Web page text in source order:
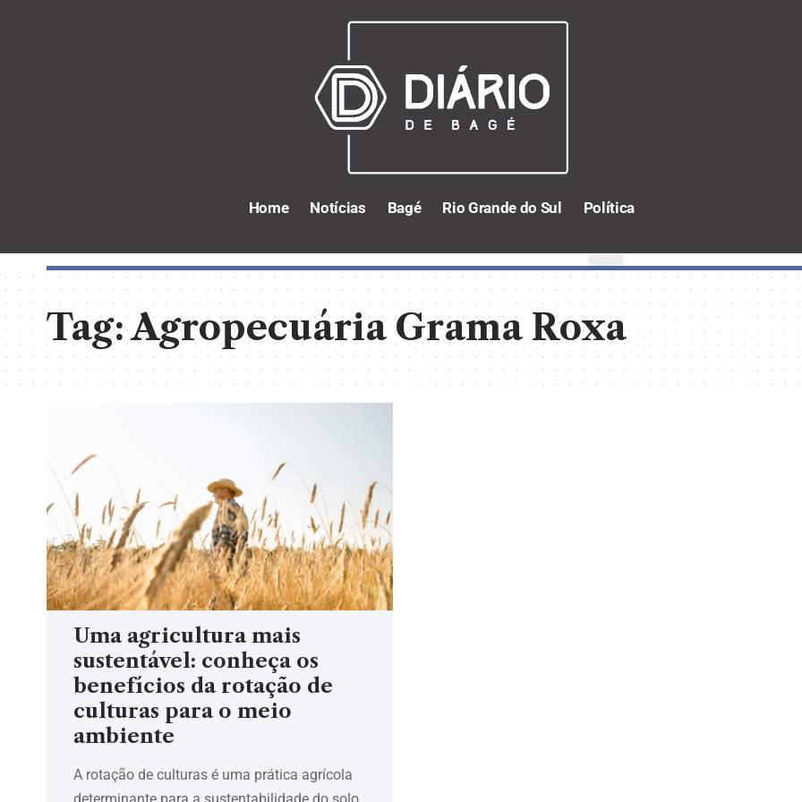
Home Notícias Bagé Rio Grande do Sul Política
Tag:Agropecuária Grama Roxa
Uma agricultura mais
sustentável: conheça os
benefícios da rotação de
culturas para o meio
ambiente
A rotação de culturas é uma prática agrícola
determinante para a sustentabilidade do solo